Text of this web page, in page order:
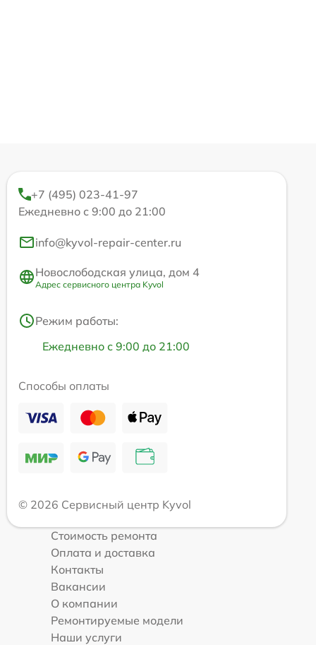
+7 (495) 023-41-97
Ежедневно с 9:00 до 21:00
info@kyvol-repair-center.ru
Новослободская улица, дом 4
Адрес сервисного центра Kyvol
Режим работы:
Ежедневно с 9:00 до 21:00
Способы оплаты
© 2026 Сервисный центр Kyvol
Стоимость ремонта
Оплата и доставка
Контакты
Вакансии
О компании
Ремонтируемые модели
Наши услуги